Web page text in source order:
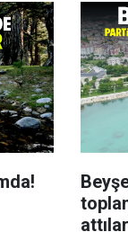
attılar